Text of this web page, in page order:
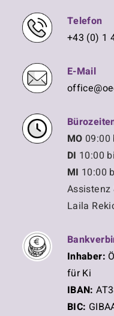
Telefon
+43 (0) 1
E-Mail
MO 09:00
DI 10:00
MI 10:00
Assistenz
Laila
Inhaber:
für Ki
IBAN:
BIC: